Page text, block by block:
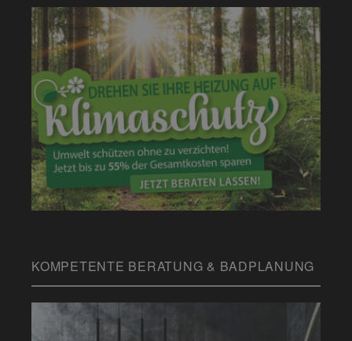
KOMPETENTE BERATUNG & BADPLANUNG